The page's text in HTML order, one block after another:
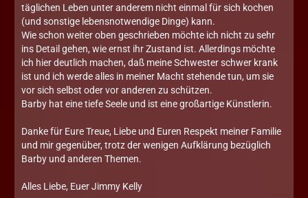
täglichen Leben unter anderem nicht einmal für sich kochen
(und sonstige lebensnotwendige Dinge) kann.
Wie schon weiter oben geschrieben möchte ich nicht zu sehr
ins Detail gehen, wie ernst ihr Zustand ist. Allerdings möchte
ich hier deutlich machen, daß meine Schwester schwer krank
ist und ich werde alles in meiner Macht stehende tun, um sie
vor sich selbst oder vor anderen zu schützen.
Barby hat eine tiefe Seele und ist eine großartige Künstlerin.
Danke für Eure Treue, Liebe und Euren Respekt meiner Familie
und mir gegenüber, trotz der wenigen Aufklärung bezüglich
Barby und anderen Themen.
Alles Liebe, Euer Jimmy Kelly